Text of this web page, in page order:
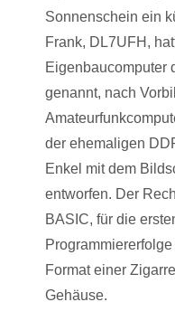
Sonnenschein ein
Frank, DL7UFH,
Eigenbaucomputer
genannt, nach
der ehemaligen
Enkel mit dem
entworfen. Der
BASIC, für die
Format einer
Gehäuse.